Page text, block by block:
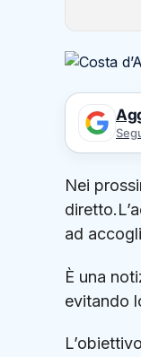
Nei
ad
È una
evitando